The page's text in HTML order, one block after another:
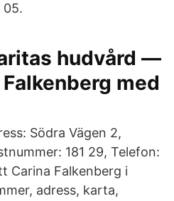
05.
hudvård —
med
Södra Vägen 2,
181 29, Telefon:
Carina Falkenberg i
adress, karta,